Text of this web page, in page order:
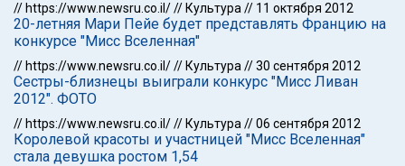
// https://www.newsru.co.il/// Культура // 11 октября 2012
20-летняя Мари Пейе будет представлять Францию на
конкурсе "Мисс Вселенная"
// https://www.newsru.co.il/// Культура //30 сентября 2012
Сестры-близнецы выиграли конкурс "Мисс Ливан
2012". ФОТО
// https://www.newsru.co.il/// Культура //06 сентября 2012
Королевой красоты и участницей "Мисс Вселенная"
стала девушка ростом 1,54